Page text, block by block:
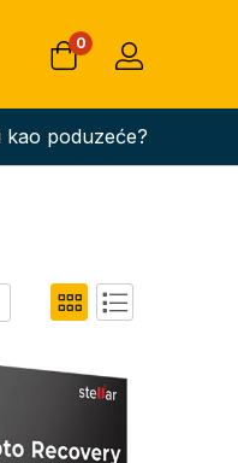
0
kao poduzeće?